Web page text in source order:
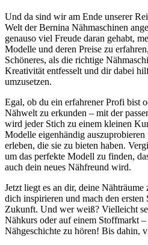
Und da ​sind wir ⁢am Ende unserer
Welt der Bernina Nähmaschinen
⁣genauso viel Freude daran gehabt,
Modelle und deren Preise zu
Schöneres, als die richtige
Kreativität entfesselt und ​dir dabei
umzusetzen.
Egal, ob du ein erfahrener Profi bist⁣
Nähwelt zu⁤ erkunden –​ mit der
wird jeder Stich zu einem ​kleinen
Modelle eigenhändig
erleben, die sie zu bieten haben.
um das perfekte Modell zu finden,
auch dein neues⁣ Nähfreund wird.
Jetzt liegt es ⁢an dir, deine
dich​ inspirieren und mach den
Zukunft. Und wer weiß? Vielleicht
Nähkurs oder⁤ auf ⁢einem Stoffmarkt
Nähgeschichte zu hören! Bis dahin,